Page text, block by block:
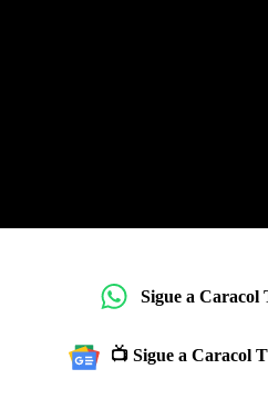
Sigue a
📺 Sigue a Caracol